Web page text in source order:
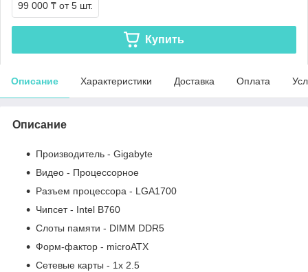
99 000 ₸ от 5 шт.
Купить
Описание Характеристики Доставка Оплата
Описание
Производитель - Gigabyte
Видео - Процессорное
Разъем процессора - LGA1700
Чипсет - Intel B760
Слоты памяти - DIMM DDR5
Форм-фактор - microATX
Сетевые карты - 1x 2.5